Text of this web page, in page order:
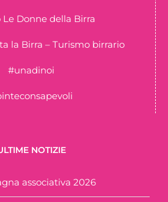
Donne della Birra
la Birra – Turismo birrario
#unadinoi
NOTIZIE
associativa 2026